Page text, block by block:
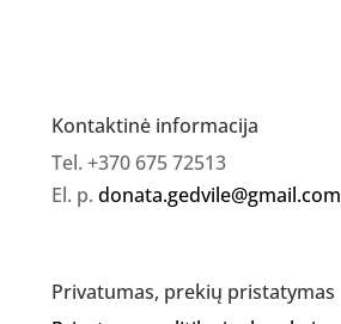
Kontaktinė informacija
Tel. +370 675 72513
El. p. donata.gedvile@gmail.com
Privatumas, prekių pristatymas